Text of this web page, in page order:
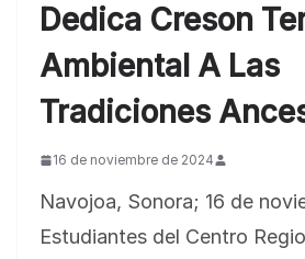
Dedica Creson
Ambiental A Las
Tradiciones
16 de noviembre de 2024
Navojoa, Sonora; 16 de
Estudiantes del Centro